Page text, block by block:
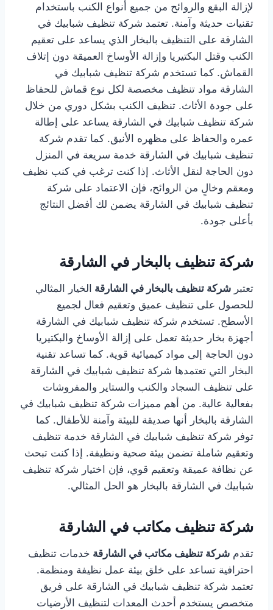
لإزالة البقع والروائح من جميع أنواع الكنب باستخدام
تقنيات حديثة وآمنة. تعتمد شركة تنظيف شبابيك في
الشارقة على التنظيف بالبخار الذي يساعد على تعقيم
الكنب وقتل البكتيريا وإزالة الأوساخ العميقة دون إتلاف
القماش. كما تستخدم شركة تنظيف شبابيك في
الشارقة مواد تنظيف مخصصة لكل نوع قماش للحفاظ
على جودة الأثاث. تنظيف الكنب بشكل دوري من خلال
شركة تنظيف شبابيك في الشارقة يساعد على إطالة
عمره والحفاظ على مظهره الأنيق. كما تقدم شركة
تنظيف شبابيك في الشارقة خدمة سريعة في المنزل
دون الحاجة لنقل الأثاث. إذا كنت ترغب في كنب نظيف
ومعقم وخالٍ من الروائح، فإن الاعتماد على شركة
تنظيف شبابيك في الشارقة يضمن لك أفضل النتائج
بأعلى جودة.
شركة تنظيف بالبخار في الشارقة
تعتبر شركة تنظيف بالبخار في الشارقة الخيار المثالي
للحصول على تنظيف عميق وتعقيم فعال لجميع
الأسطح. تستخدم شركة تنظيف شبابيك في الشارقة
أجهزة بخار حديثة تعمل على إزالة الأوساخ والبكتيريا
دون الحاجة إلى مواد كيميائية قوية. كما تساعد تقنية
البخار التي تعتمدها شركة تنظيف شبابيك في الشارقة
على تنظيف السجاد والكنب والستاير والمفروشات
بفعالية عالية. من أهم مميزات شركة تنظيف شبابيك في
الشارقة بالبخار أنها صديقة للبيئة وآمنة للأطفال. كما
توفر شركة تنظيف شبابيك في الشارقة خدمة تنظيف
وتعقيم شاملة تضمن بيئة صحية ونظيفة. إذا كنت تبحث
عن نظافة عميقة وتعقيم قوي، فإن اختيار شركة تنظيف
شبابيك في الشارقة بالبخار هو الحل المثالي.
شركة تنظيف مكاتب في الشارقة
تقدم شركة تنظيف مكاتب في الشارقة خدمات تنظيف
احترافية تساعد على خلق بيئة عمل نظيفة ومنظمة.
تعتمد شركة تنظيف شبابيك في الشارقة على فريق
متخصص يستخدم أحدث المعدات لتنظيف الأرضيات